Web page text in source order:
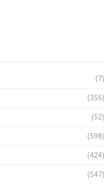
(7)
(355)
(52)
(598)
(424)
(547)